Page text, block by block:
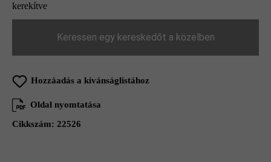
kerekítve
Keressen egy kereskedőt a közelben
Hozzáadás a kívánságlistához
Oldal nyomtatása
Cikkszám: 22526